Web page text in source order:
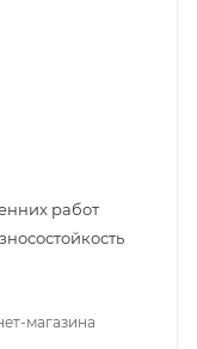
работ
магазина